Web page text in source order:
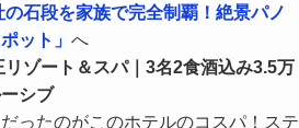
の石段を家族で完全制覇！絶景パノ
ット」 へ
ゾート＆スパ｜3名2食酒込み3.5万
シブ
ったのがこのホテルのコスパ！ステ